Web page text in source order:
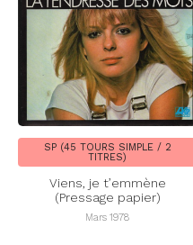
SP (45 TOURS SIMPLE / 2
TITRES)
Viens, je t’emmène
(Pressage papier)
Mars 1978